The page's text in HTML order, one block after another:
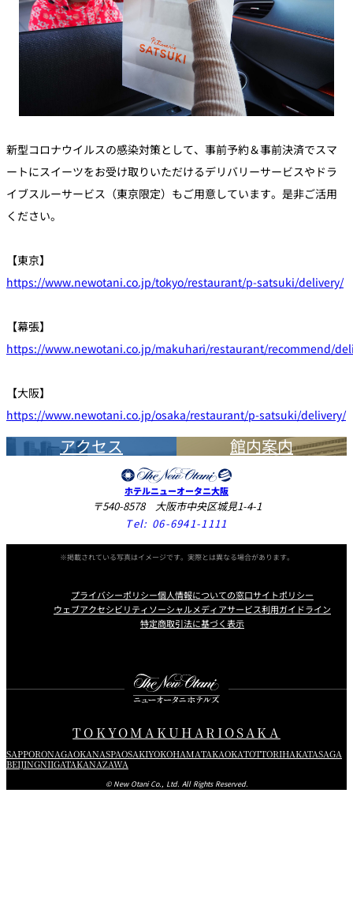
新型コロナウイルスの感染対策として、事前予約＆事前決済でスマ
ートにスイーツをお受け取りいただけるデリバリーサービスやドラ
イブスルーサービス（東京限定）もご用意しています。是非ご活用
ください。
【東京】
https://www.newotani.co.jp/tokyo/restaurant/p-satsuki/delivery/
【幕張】
https://www.newotani.co.jp/makuhari/restaurant/recommend/
【大阪】
https://www.newotani.co.jp/osaka/restaurant/p-satsuki/delivery/
アクセス 館内案内
ホテルニューオータニ大阪
〒540-8578 大阪市中央区城見1-4-1
Tel: 06-6941-1111
※掲載されている写真はイメージです。実際とは異なる場合があります。
プライバシーポリシー個人情報についての窓口サイトポリシー
ウェブアクセシビリティソーシャルメディアサービス利用ガイドライン
特定商取引法に基づく表示
TOKYOMAKUHARIOSAKA
SAPPORONAGAOKANASPAOSAKIYOKOHAMATAKAOKATOTTORIHAKATASAGA
BEIJINGNIIGATAKANAZAWA
© New Otani Co., Ltd. All Rights Reserved.